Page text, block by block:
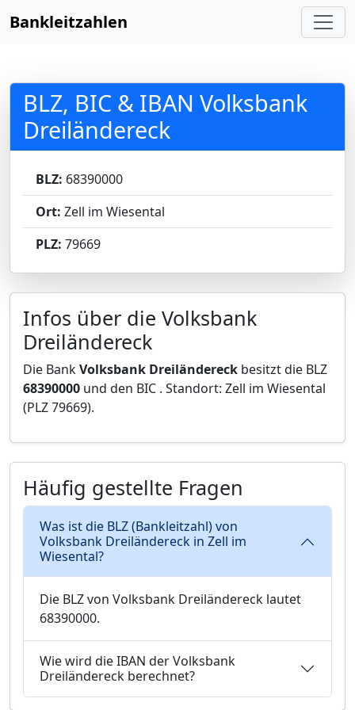
Bankleitzahlen
BLZ, BIC & IBAN Volksbank
Dreiländereck
BLZ: 68390000
Ort: Zell im Wiesental
PLZ: 79669
Infos über die Volksbank
Dreiländereck
Die BankVolksbank Dreiländereck besitzt die BLZ
68390000 und den BIC . Standort: Zell im Wiesental
(PLZ 79669).
Häufig gestellte Fragen
Was ist die BLZ (Bankleitzahl) von
Volksbank Dreiländereck in Zell im
Wiesental?
Die BLZ von Volksbank Dreiländereck lautet
68390000.
Wie wird die IBAN der Volksbank
Dreiländereck berechnet?